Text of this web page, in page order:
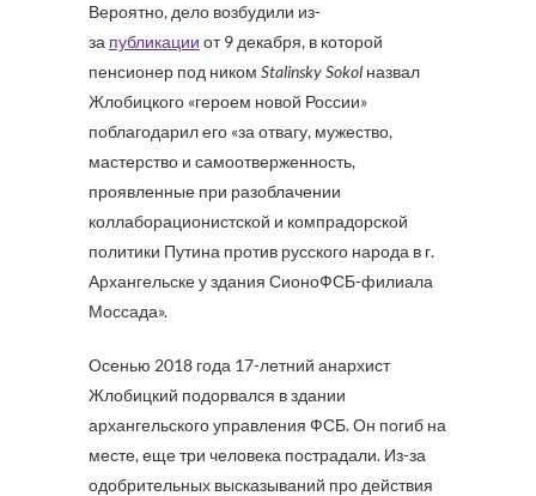
Вероятно, дело возбудили из-
за публикации от 9 декабря, в которой
пенсионер под ником Stalinsky Sokol назвал
Жлобицкого «героем новой России»
поблагодарил его «за отвагу, мужество,
мастерство и самоотверженность,
проявленные при разоблачении
коллаборационистской и компрадорской
политики Путина против русского народа в г.
Архангельске у здания СионоФСБ-филиала
Моссада».
Осенью 2018 года 17-летний анархист
Жлобицкий подорвался в здании
архангельского управления ФСБ. Он погиб на
месте, еще три человека пострадали. Из-за
одобрительных высказываний про действия